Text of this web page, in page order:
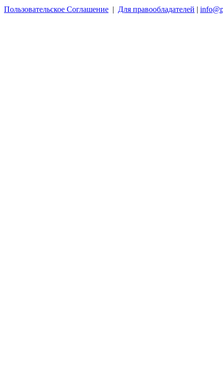
Пользовательское Соглашение | Для правообладателей |